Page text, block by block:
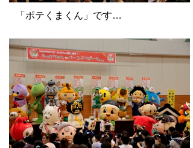
「ポテくまくん」です…